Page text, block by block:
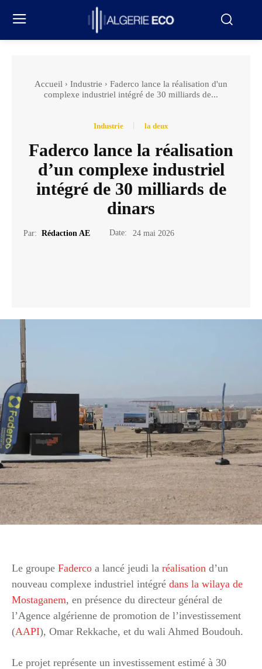
Accueil Industrie
Faderco lance la réalisation d'un
complexe industriel intégré de 30 milliards de...
Industrie la deux
Faderco lance la réalisation
d’un complexe industriel
intégré de 30 milliards de
dinars
Par: Rédaction AE Date: 24 mai 2026
Le groupe Faderco a lancé jeudi la réalisation d’un
nouveau complexe industriel intégré dans la wilaya de
Mostaganem, en présence du directeur général de
l’Agence algérienne de promotion de l’investissement
(AAPI), Omar Rekkache, et du wali Ahmed Boudouh.
Le projet représente un investissement estimé à 30